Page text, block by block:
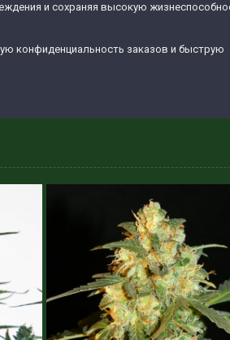
и сохраняя высокую
конфиденциальность заказов и быструю